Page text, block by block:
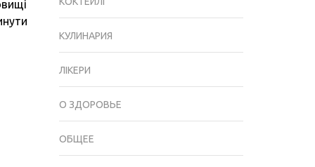
КУЛИНАРИЯ
ЛІКЕРИ
О ЗДОРОВЬЕ
ОБЩЕЕ